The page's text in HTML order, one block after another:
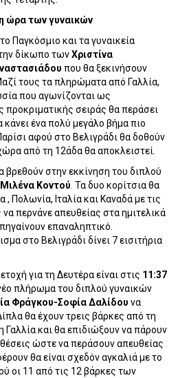
ώρα των γυναικών
Παγκόσμιο και τα γυναικεία
δίκωπο τωνΧριστίνα
που θα ξεκινήσουν
τους τα πληρώματα από Γαλλία,
που αγωνίζονται ως
προκριματικής σειράς θα περάσει
κάνει ένα πολύ μεγάλο βήμα πιο
αφού στο Βελιγράδι θα δοθούν
από τη 12άδα θα αποκλειστεί.
βρεθούν στην εκκίνηση του διπλού
Κοντού . Τα δυο κορίτσια θα
, Πολωνία, Ιταλία και Καναδά με τις
περνάνε απευθείας στα ημιτελικά
επαναληπτικό.
στο Βελιγράδι δίνει 7 εισιτήρια
για τη Δευτέρα είναι στις 11:37
πλήρωμα του διπλού γυναικών
Φράγκου-Σοφία Δαλίδου να
θα έχουν τρεις βάρκες από τη
Γαλλία και θα επιδιώξουν να πάρουν
ώστε να περάσουν απευθείας
θα είναι σχεδόν αγκαλιά με το
οι 11 από τις 12 βάρκες των